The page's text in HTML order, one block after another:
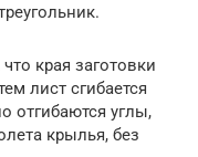
края заготовки
лист сгибается
отгибаются углы,
крылья, без